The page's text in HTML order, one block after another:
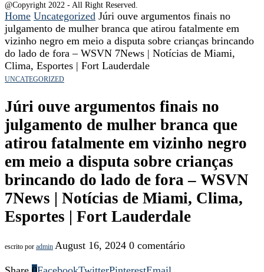
@Copyright 2022 - All Right Reserved.
Home Uncategorized Júri ouve argumentos finais no
julgamento de mulher branca que atirou fatalmente em
vizinho negro em meio a disputa sobre crianças brincando
do lado de fora – WSVN 7News | Notícias de Miami,
Clima, Esportes | Fort Lauderdale
UNCATEGORIZED
Júri ouve argumentos finais no
julgamento de mulher branca que
atirou fatalmente em vizinho negro
em meio a disputa sobre crianças
brincando do lado de fora – WSVN
7News | Notícias de Miami, Clima,
Esportes | Fort Lauderdale
escrito por admin August 16, 2024 0 comentário